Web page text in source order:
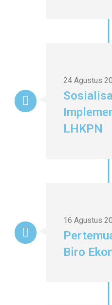
24 Agustus
LHKPN
16 Agustus
Biro